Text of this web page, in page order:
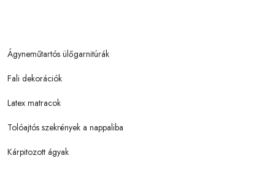
Ágyneműtartós ülőgarnitúrák
Fali dekorációk
Latex matracok
Tolóajtós szekrények a nappaliba
Kárpitozott ágyak